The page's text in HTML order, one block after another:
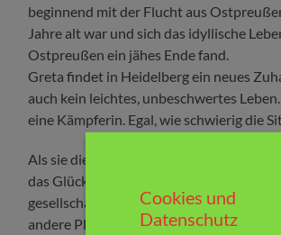
beginnend mit der Flucht aus
Jahre alt war und sich das idyllische
Ostpreußen ein jähes Ende fand.
Greta findet in Heidelberg ein neues
auch kein leichtes, unbeschwertes
eine Kämpferin. Egal, wie schwierig die
Als sie die große Liebe ihres Lebens
das Glück Einzug zu finden. Ihre Liebe ist
gesellschaftlich nicht anerkannt und das
andere Pläne und bürdet Greta mehr
Cookies und
Datenschutz